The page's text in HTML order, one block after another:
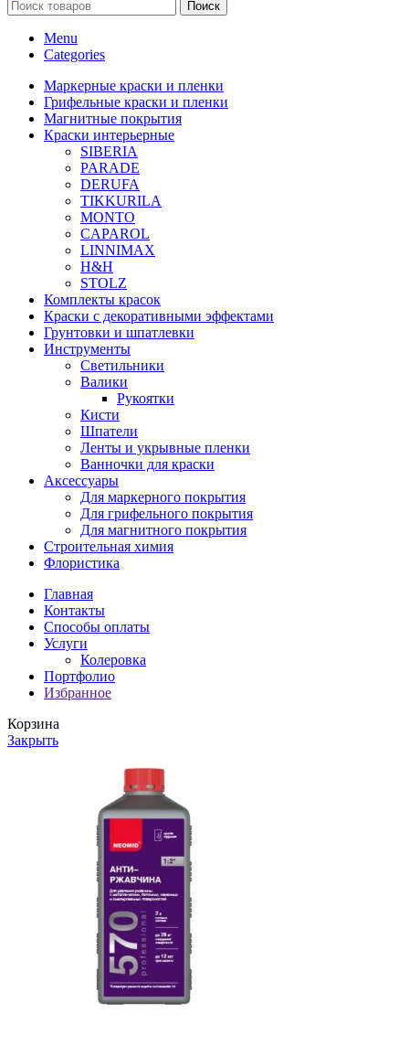
Поиск
Menu
Categories
Маркерные краски и пленки
Грифельные краски и пленки
Магнитные покрытия
Краски интерьерные
SIBERIA
PARADE
DERUFA
TIKKURILA
MONTO
CAPAROL
LINNIMAX
H&H
STOLZ
Комплекты красок
Краски с декоративными эффектами
Грунтовки и шпатлевки
Инструменты
Светильники
Валики
Рукоятки
Кисти
Шпатели
Ленты и укрывные пленки
Ванночки для краски
Аксессуары
Для маркерного покрытия
Для грифельного покрытия
Для магнитного покрытия
Строительная химия
Флористика
Главная
Контакты
Способы оплаты
Услуги
Колеровка
Портфолио
Избранное
Корзина
Закрыть